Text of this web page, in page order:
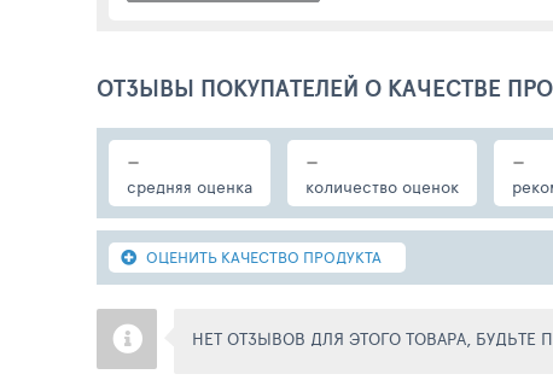
ОТЗЫВЫ ПОКУПАТЕЛЕЙ О КАЧЕСТВЕ
-
средняя оценка
-
количество оценок
-
ОЦЕНИТЬ КАЧЕСТВО ПРОДУКТА
НЕТ ОТЗЫВОВ ДЛЯ ЭТОГО ТОВАРА, БУДЬТЕ